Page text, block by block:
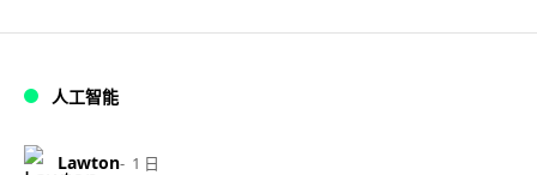
人工智能
Lawton 1 日